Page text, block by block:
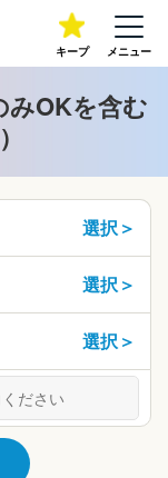
キープ メニュー
みOKを含む
選択＞
選択＞
選択＞